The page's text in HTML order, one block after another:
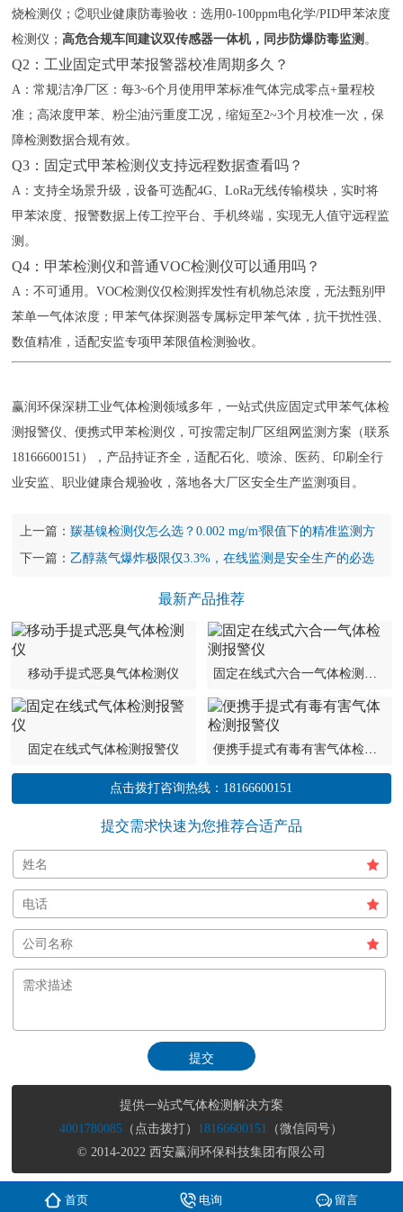
烧检测仪；②职业健康防毒验收：选用0-100ppm电化学/PID甲苯浓度
检测仪；高危合规车间建议双传感器一体机，同步防爆防毒监测 。
Q2：工业固定式甲苯报警器校准周期多久？
A：常规洁净厂区：每3~6个月使用甲苯标准气体完成零点+量程校
准；高浓度甲苯、粉尘油污重度工况，缩短至2~3个月校准一次，保
障检测数据合规有效。
Q3：固定式甲苯检测仪支持远程数据查看吗？
A：支持全场景升级，设备可选配4G、LoRa无线传输模块，实时将
甲苯浓度、报警数据上传工控平台、手机终端，实现无人值守远程监
测。
Q4：甲苯检测仪和普通VOC检测仪可以通用吗？
A：不可通用。VOC检测仪仅检测挥发性有机物总浓度，无法甄别甲
苯单一气体浓度；甲苯气体探测器专属标定甲苯气体，抗干扰性强、
数值精准，适配安监专项甲苯限值检测验收。
赢润环保深耕工业气体检测领域多年，一站式供应固定式甲苯气体检
测报警仪、便携式甲苯检测仪，可按需定制厂区组网监测方案（联系
18166600151），产品持证齐全，适配石化、喷涂、医药、印刷全行
业安监、职业健康合规验收，落地各大厂区安全生产监测项目。
上一篇：羰基镍检测仪怎么选？0.002 mg/m³限值下的精准监测方
案
下一篇：乙醇蒸气爆炸极限仅3.3%，在线监测是安全生产的必选
最新产品推荐
移动手提式恶臭气体检测仪
固定在线式气体检测报警仪
点击拨打咨询热线： 18166600151
提交需求快速为您推荐合适产品
提供一站式气体检测解决方案
4001780085 （点击拨打） 18166600151
（微信同号）
© 2014-2022 西安赢润环保科技集团有限公司
首页 电询 留言